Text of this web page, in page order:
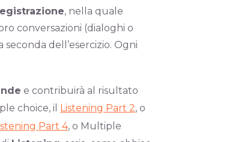
, nella quale
conversazioni (dialoghi o
dell’esercizio. Ogni
e contribuirà al risultato
choice, il Listening Part 2, o
Part 4, o Multiple